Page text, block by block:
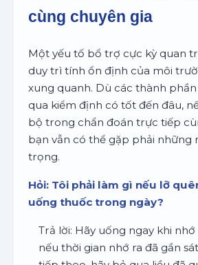
cùng chuyên gia
Một yếu tố bổ trợ cực kỳ quan
duy trì tính ổn định của môi
xung quanh. Dù các thành
qua kiểm định có tốt đến đâu,
bộ trong chẩn đoán trực tiếp
bạn vẫn có thể gặp phải những
trọng.
Hỏi: Tôi phải làm gì nếu lỡ
uống thuốc trong ngày?
Trả lời: Hãy uống ngay khi nhớ
nếu thời gian nhớ ra đã gần